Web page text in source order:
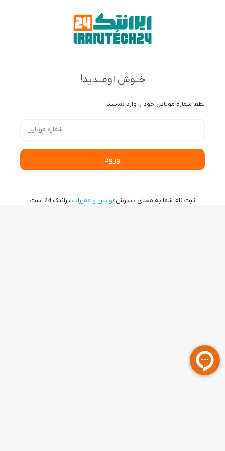
خــوش اومــدید!
لطفا شماره موبایل خود را وارد نمایید
ورود
ثبت نام شما به معنای پذیرشقوانین و مقرراتایرانتک 24 است